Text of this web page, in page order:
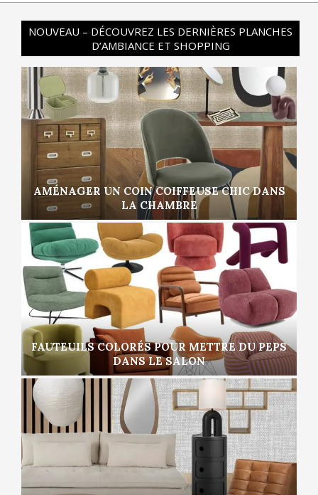
NOUVEAU – DÉCOUVREZ LES DERNIÈRES PLANCHES
D’AMBIANCE ET SHOPPING
AMÉNAGER UN COIN COIFFEUSE CHIC DANS
LA CHAMBRE
FAUTEUILS COLORÉS POUR METTRE DU PEPS
DANS LE SALON